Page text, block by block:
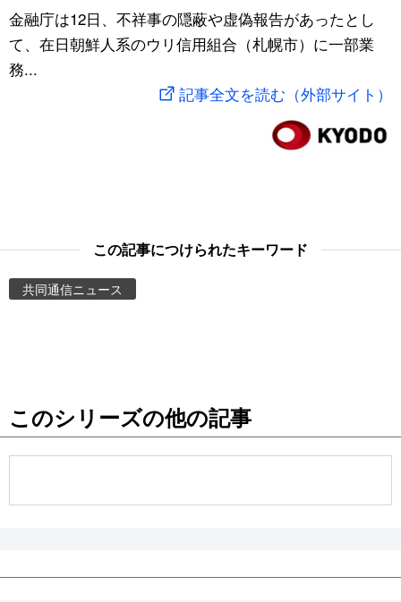
文化
科学・技術
動画/Live
Books
People
公式SNS
スポーツ・東京2020
金融庁は12日、不祥事の隠蔽や虚偽報告があったとし
て、在日朝鮮人系のウリ信用組合（札幌市）に一部業
務...
記事全文を読む（外部サイト）
この記事につけられたキーワード
共同通信ニュース
このシリーズの他の記事